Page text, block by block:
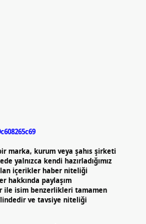
marka, kurum veya şahıs şirketi
yalnızca kendi hazırladığımız
içerikler haber niteliği
hakkında paylaşım
ile isim benzerlikleri tamamen
ve tavsiye niteliği